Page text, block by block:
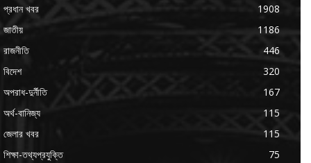
প্রধান খবর
1908
জাতীয়
1186
রাজনীতি
446
বিদেশ
320
অপরাধ-দুর্নীতি
167
অর্থ-বানিজ্য
115
জেলার খবর
115
শিক্ষা-তথ্যপ্রযুক্তি
75